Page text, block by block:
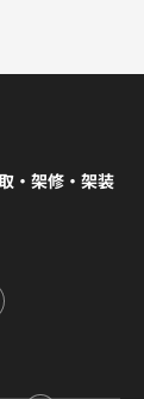
・架修・架装